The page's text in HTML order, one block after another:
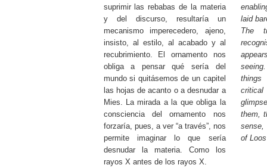
suprimir las rebabas de la materia
y del discurso, resultaría un
mecanismo imperecedero, ajeno,
insisto, al estilo, al acabado y al
recubrimiento. El ornamento nos
obliga a pensar qué sería del
mundo si quitásemos de un capitel
las hojas de acanto o a desnudar a
Mies. La mirada a la que obliga la
consciencia del ornamento nos
forzaría, pues, a ver “a través”, nos
permite imaginar lo que sería
desnudar la materia. Como los
rayos X antes de los rayos X.
laid
The
them,
of